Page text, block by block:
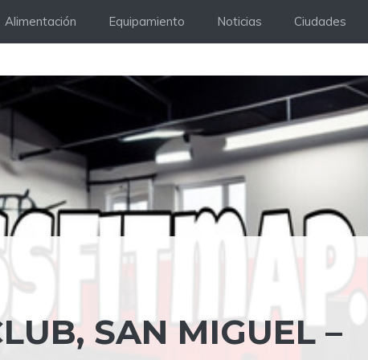
Alimentación Equipamiento Noticias Ciudades
SAN MIGUEL –